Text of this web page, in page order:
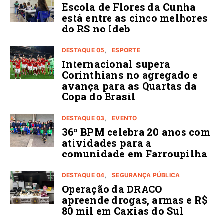
Escola de Flores da Cunha
está entre as cinco melhores
do RS no Ideb
DESTAQUE 05 ESPORTE
Internacional supera
Corinthians no agregado e
avança para as Quartas da
Copa do Brasil
DESTAQUE 03 EVENTO
36º BPM celebra 20 anos com
atividades para a
comunidade em Farroupilha
DESTAQUE 04 SEGURANÇA PÚBLICA
Operação da DRACO
apreende drogas, armas e R$
80 mil em Caxias do Sul